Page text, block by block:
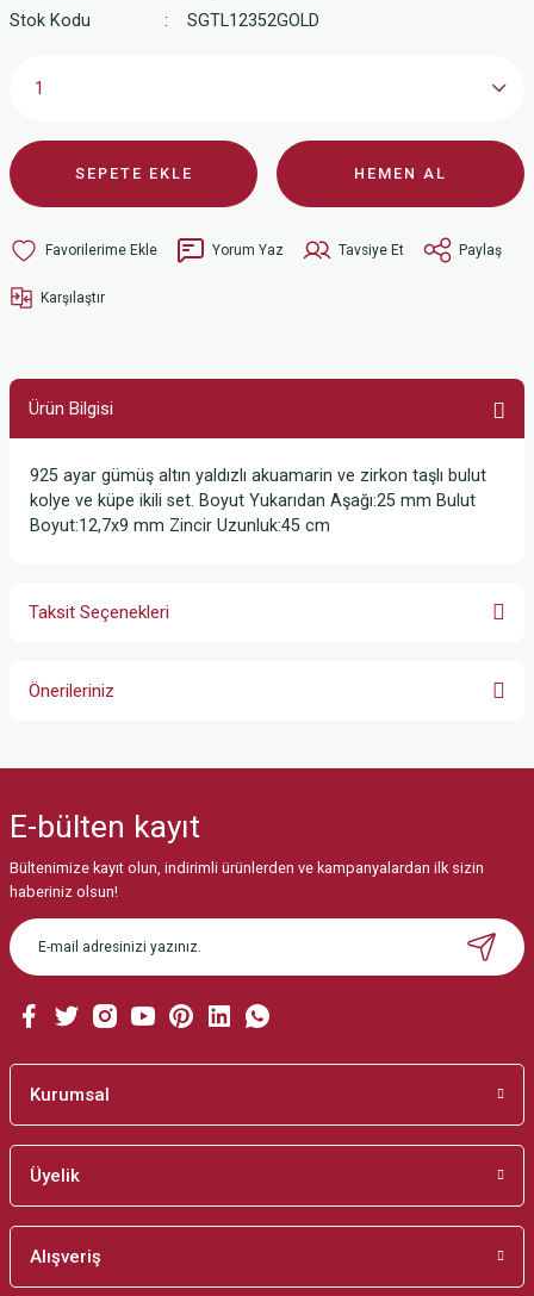
Stok Kodu
SGTL12352GOLD
SEPETE EKLE HEMEN AL
Yorum Yaz Tavsiye Et Paylaş
Karşılaştır
Ürün Bilgisi
925 ayar gümüş altın yaldızlı akuamarin ve zirkon taşlı bulut
kolye ve küpe ikili set. Boyut Yukarıdan Aşağı:25 mm Bulut
Boyut:12,7x9 mm Zincir Uzunluk:45 cm
Taksit Seçenekleri
Önerileriniz
Görüş ve önerileriniz için teşekkür ederiz.
Ürün resmi kalitesiz, bozuk veya görüntülenemiyor.
Ürün açıklamasında eksik bilgiler bulunuyor.
Ürün bilgilerinde hatalar bulunuyor.
Bu ürüne benzer farklı alternatifler olmalı.
E-bülten kayıt
Bültenimize kayıt olun, indirimli ürünlerden ve kampanyalardan ilk sizin
haberiniz olsun!
Kurumsal
Üyelik
Alışveriş